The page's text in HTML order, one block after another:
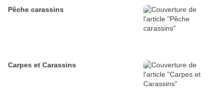
Pêche carassins
Carpes et Carassins